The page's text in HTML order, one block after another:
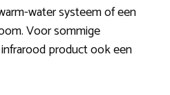
water systeem of een
Voor sommige
product ook een